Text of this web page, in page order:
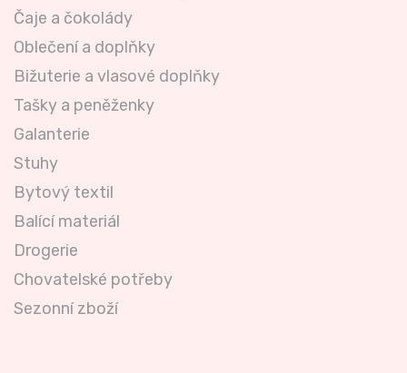
Čaje a čokolády
Oblečení a doplňky
Bižuterie a vlasové doplňky
Tašky a peněženky
Galanterie
Stuhy
Bytový textil
Balící materiál
Drogerie
Chovatelské potřeby
Sezonní zboží